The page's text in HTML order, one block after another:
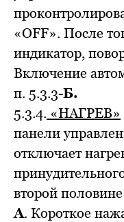
«OFF». После
индикатор,
Включение
п. 5.3.3-Б.
5.3.4. «НАГРЕВ»
панели
отключает
второй
А. Короткое